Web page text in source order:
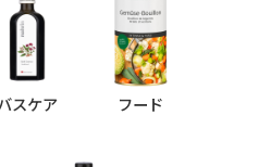
スケア フード